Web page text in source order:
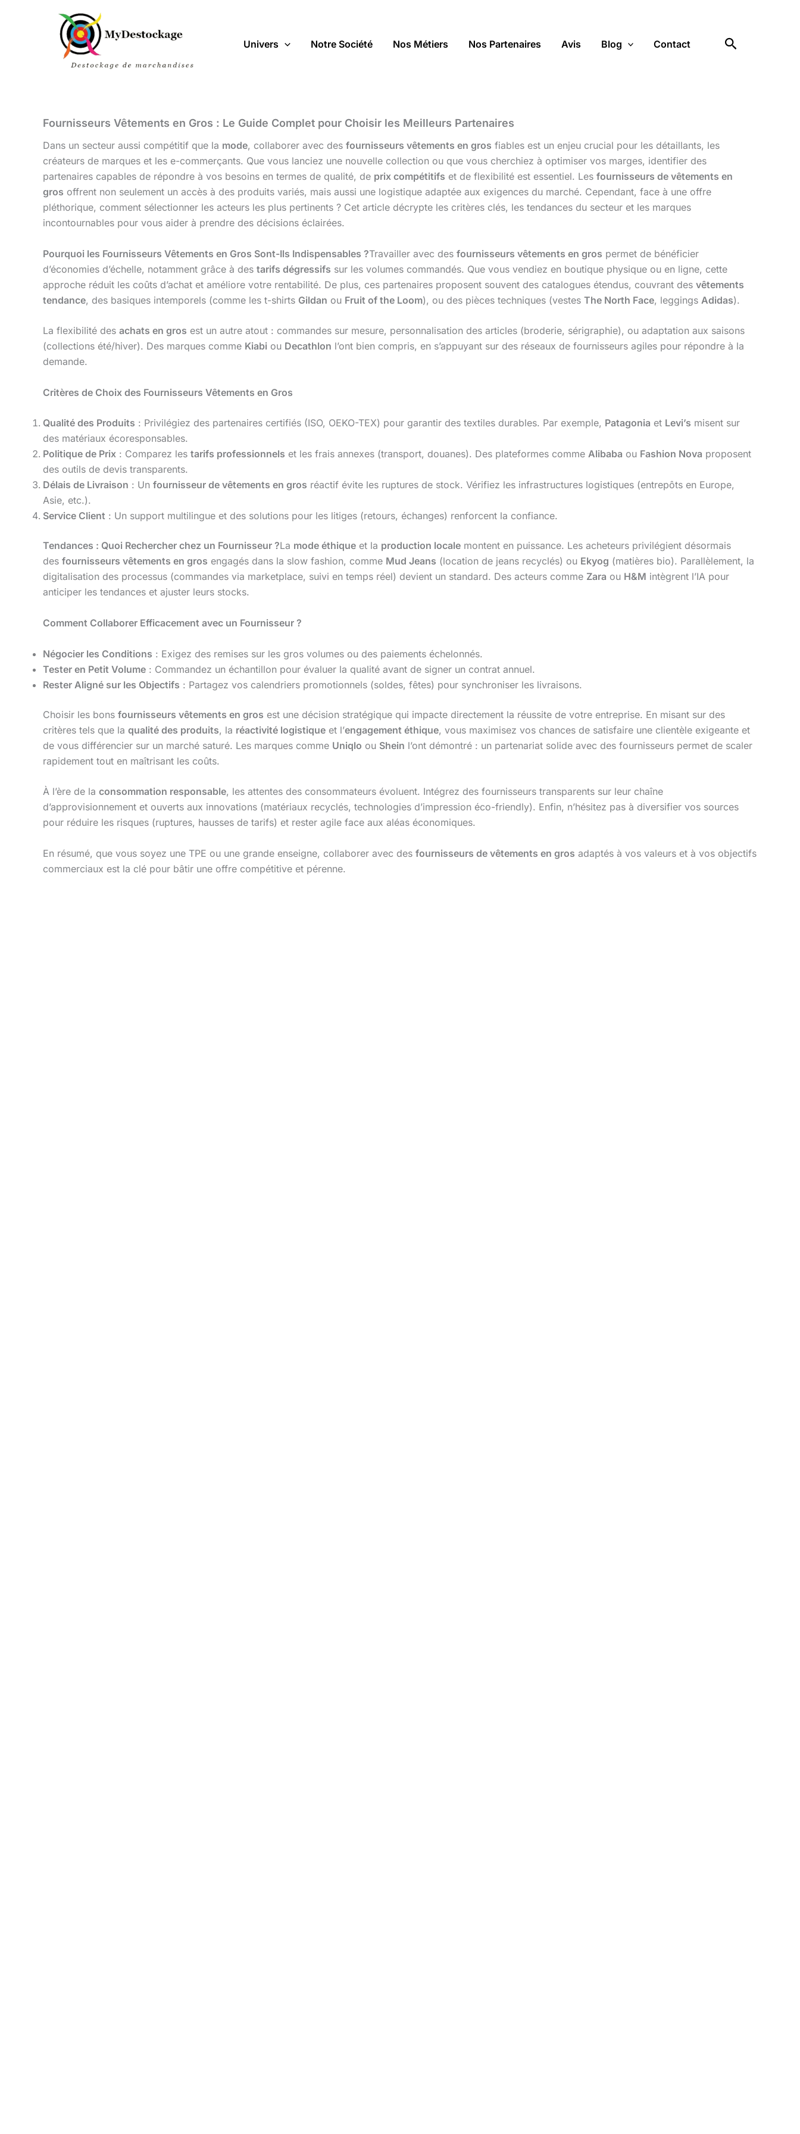
Univers Notre Société Nos Métiers Nos Partenaires Avis Blog Contact Rechercher
Fournisseurs Vêtements en Gros : Le Guide Complet pour Choisir les Meilleurs Partenaires
Dans un secteur aussi compétitif que la mode, collaborer avec des fournisseurs vêtements en gros fiables est un enjeu crucial pour les détaillants, les
créateurs de marques et les e-commerçants. Que vous lanciez une nouvelle collection ou que vous cherchiez à optimiser vos marges, identifier des
partenaires capables de répondre à vos besoins en termes de qualité, de prix compétitifs et de flexibilité est essentiel. Les fournisseurs de vêtements en
gros offrent non seulement un accès à des produits variés, mais aussi une logistique adaptée aux exigences du marché. Cependant, face à une offre
pléthorique, comment sélectionner les acteurs les plus pertinents ? Cet article décrypte les critères clés, les tendances du secteur et les marques
incontournables pour vous aider à prendre des décisions éclairées.
Pourquoi les Fournisseurs Vêtements en Gros Sont-Ils Indispensables ?Travailler avec des fournisseurs vêtements en gros permet de bénéficier
d’économies d’échelle, notamment grâce à des tarifs dégressifs sur les volumes commandés. Que vous vendiez en boutique physique ou en ligne, cette
approche réduit les coûts d’achat et améliore votre rentabilité. De plus, ces partenaires proposent souvent des catalogues étendus, couvrant des vêtements
tendance, des basiques intemporels (comme les t-shirts Gildan ou Fruit of the Loom), ou des pièces techniques (vestes The North Face, leggings Adidas).
La flexibilité des achats en gros est un autre atout : commandes sur mesure, personnalisation des articles (broderie, sérigraphie), ou adaptation aux saisons
(collections été/hiver). Des marques comme Kiabi ou Decathlon l’ont bien compris, en s’appuyant sur des réseaux de fournisseurs agiles pour répondre à la
demande.
Critères de Choix des Fournisseurs Vêtements en Gros
Qualité des Produits : Privilégiez des partenaires certifiés (ISO, OEKO-TEX) pour garantir des textiles durables. Par exemple, Patagonia et Levi’s misent sur
des matériaux écoresponsables.
Politique de Prix : Comparez les tarifs professionnels et les frais annexes (transport, douanes). Des plateformes comme Alibaba ou Fashion Nova proposent
des outils de devis transparents.
Délais de Livraison : Un fournisseur de vêtements en gros réactif évite les ruptures de stock. Vérifiez les infrastructures logistiques (entrepôts en Europe,
Asie, etc.).
Service Client : Un support multilingue et des solutions pour les litiges (retours, échanges) renforcent la confiance.
Tendances : Quoi Rechercher chez un Fournisseur ?La mode éthique et la production locale montent en puissance. Les acheteurs privilégient désormais
des fournisseurs vêtements en gros engagés dans la slow fashion, comme Mud Jeans (location de jeans recyclés) ou Ekyog (matières bio). Parallèlement, la
digitalisation des processus (commandes via marketplace, suivi en temps réel) devient un standard. Des acteurs comme Zara ou H&M intègrent l’IA pour
anticiper les tendances et ajuster leurs stocks.
Comment Collaborer Efficacement avec un Fournisseur ?
Négocier les Conditions : Exigez des remises sur les gros volumes ou des paiements échelonnés.
Tester en Petit Volume : Commandez un échantillon pour évaluer la qualité avant de signer un contrat annuel.
Rester Aligné sur les Objectifs : Partagez vos calendriers promotionnels (soldes, fêtes) pour synchroniser les livraisons.
Choisir les bons fournisseurs vêtements en gros est une décision stratégique qui impacte directement la réussite de votre entreprise. En misant sur des
critères tels que la qualité des produits, la réactivité logistique et l’engagement éthique, vous maximisez vos chances de satisfaire une clientèle exigeante et
de vous différencier sur un marché saturé. Les marques comme Uniqlo ou Shein l’ont démontré : un partenariat solide avec des fournisseurs permet de scaler
rapidement tout en maîtrisant les coûts.
À l’ère de la consommation responsable, les attentes des consommateurs évoluent. Intégrez des fournisseurs transparents sur leur chaîne
d’approvisionnement et ouverts aux innovations (matériaux recyclés, technologies d’impression éco-friendly). Enfin, n’hésitez pas à diversifier vos sources
pour réduire les risques (ruptures, hausses de tarifs) et rester agile face aux aléas économiques.
En résumé, que vous soyez une TPE ou une grande enseigne, collaborer avec des fournisseurs de vêtements en gros adaptés à vos valeurs et à vos objectifs
commerciaux est la clé pour bâtir une offre compétitive et pérenne.